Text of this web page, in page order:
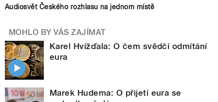
Audiosvět Českého rozhlasu na jednom místě
MOHLO BY VÁS ZAJÍMAT
Karel Hvížďala: O čem svědčí odmítání
eura
Marek Hudema: O přijetí eura se